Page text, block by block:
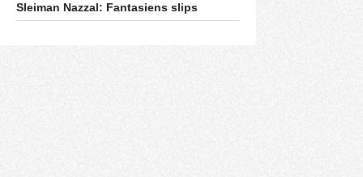
Sleiman Nazzal: Fantasiens slips